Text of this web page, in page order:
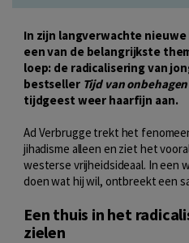
In zijn langverwachte
een van de belangrijkste
loep: de radicalisering van
bestseller Tijd van onbehagen
tijdgeest weer haarfijn aan.
Ad Verbrugge trekt het
jihadisme alleen en ziet het
westerse vrijheidsideaal. In een
doen wat hij wil, ontbreekt een
Een thuis in het
zielen